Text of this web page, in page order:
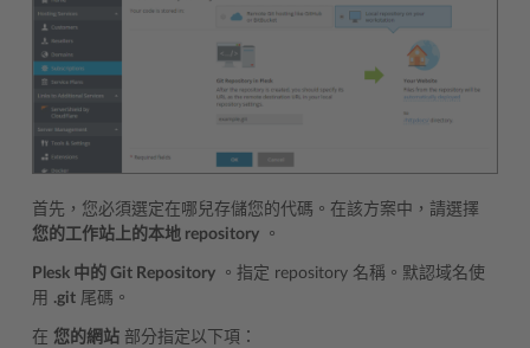
首先，您必須選定在哪兒存儲您的代碼。在該方案中，請選擇
您的工作站上的本地 repository 。
Plesk 中的 Git Repository 。指定 repository 名稱。默認域名使
用 .git 尾碼。
在 您的網站 部分指定以下項：